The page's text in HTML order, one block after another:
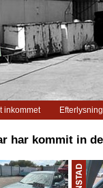
inkommet Efterlysning
har kommit in